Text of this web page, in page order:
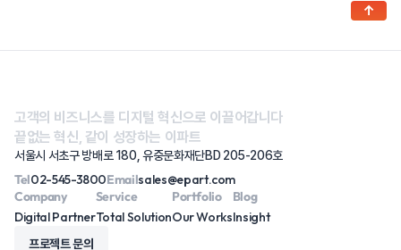
고객의 비즈니스를 디지털 혁신으로 이끌어갑니다
끝없는 혁신, 같이 성장하는 이파트
서울시 서초구 방배로 180, 유중문화재단BD 205-206호
Tel02-545-3800Emailsales@epart.com
Company
Digital Partner
Service
Total Solution
Portfolio
Our Works
Blog
Insight
프로젝트 문의
↑